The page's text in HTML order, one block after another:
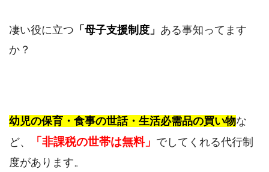
凄い役に立つ 「母子支援制度」 ある事知ってます
か？
幼児の保育・食事の世話・生活必需品の買い物な
ど、
「非課税の世帯は無料」 でしてくれる代行制
度があります。